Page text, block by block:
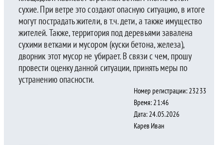
сухие. При ветре это создают опасную ситуацию, в итоге
могут пострадать жители, в т.ч. дети, а также имущество
жителей. Также, территория под деревьями завалена
сухими ветками и мусором (куски бетона, железа),
дворник этот мусор не убирает. В связи с чем, прошу
провести оценку данной ситуации, принять меры по
устранению опасности.
Номер регистрации: 23233
Время: 21:46
Дата: 24.05.2026
Карев Иван